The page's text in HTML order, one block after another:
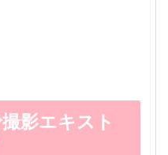
影エキスト